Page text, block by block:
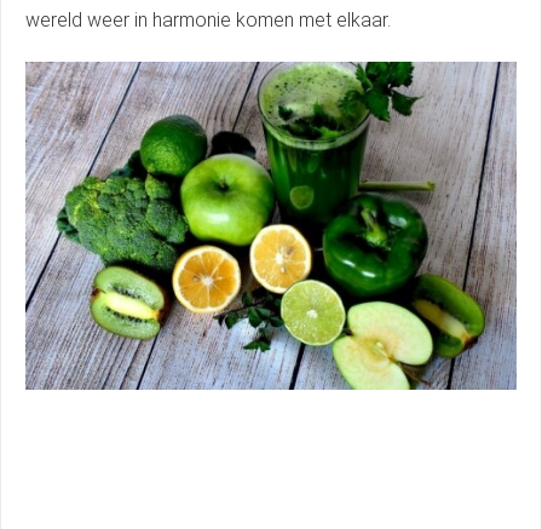
wereld weer in harmonie komen met elkaar.